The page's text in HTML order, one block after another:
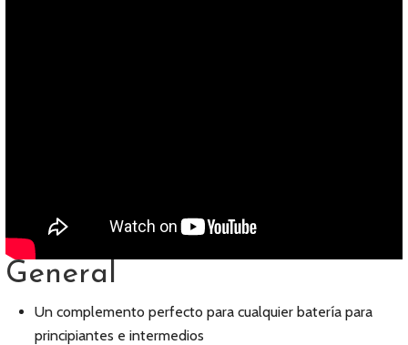
General
Un complemento perfecto para cualquier batería para
principiantes e intermedios